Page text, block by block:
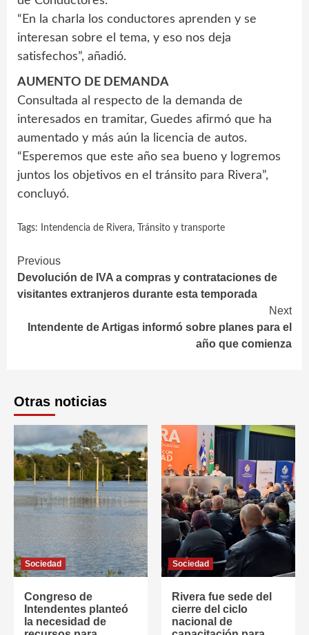
“En la charla los conductores aprenden y se
interesan sobre el tema, y eso nos deja
satisfechos”, añadió.
AUMENTO DE DEMANDA
Consultada al respecto de la demanda de
interesados en tramitar, Guedes afirmó que ha
aumentado y más aún la licencia de autos.
“Esperemos que este año sea bueno y logremos
juntos los objetivos en el tránsito para Rivera”,
concluyó.
Tags: Intendencia de Rivera, Tránsito y transporte
Continue
Reading
Previous
Devolución de IVA a compras y contrataciones de
visitantes extranjeros durante esta temporada
Next
Intendente de Artigas informó sobre planes para el
año que comienza
Otras noticias
Sociedad
Congreso de
Intendentes planteó
la necesidad de
Sociedad
Rivera fue sede del
cierre del ciclo
nacional de